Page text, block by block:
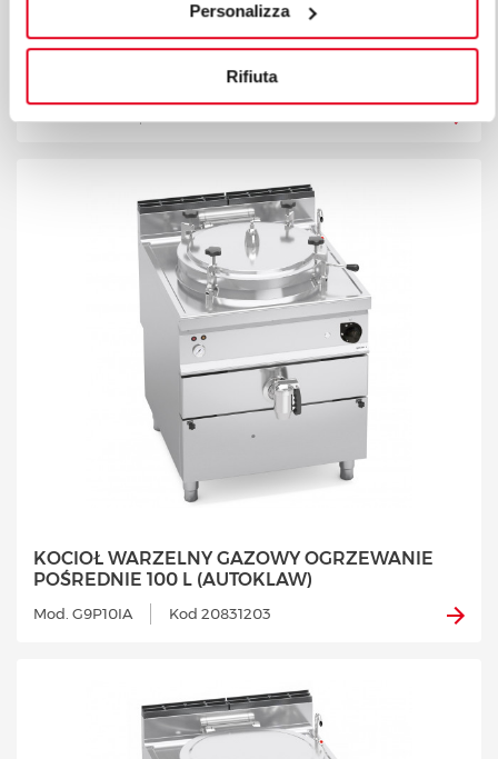
Personalizza
Rifiuta
KOCIOŁ WARZELNY GAZOWY OGRZEWANIE
KOCIOŁ WARZELNY GAZOWY OGRZEWANIE
POŚREDNIE 100 L (AUTOKLAW)
Mod. G9P10IA Kod 20831203